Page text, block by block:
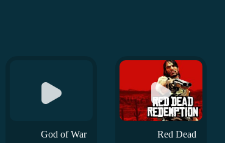
Red Dead
God of War